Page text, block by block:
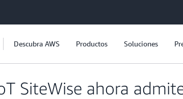
Descubra AWS Productos Soluciones
SiteWise ahora